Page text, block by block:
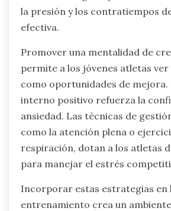
la presión y los contratiempos
efectiva.
Promover una mentalidad de
permite a los jóvenes atletas ver
como oportunidades de mejora.
interno positivo refuerza la
ansiedad. Las técnicas de
como la atención plena o
respiración, dotan a los atletas
para manejar el estrés
Incorporar estas estrategias en
entrenamiento crea un